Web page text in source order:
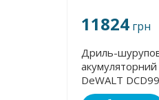
11824 грн
Дриль-
DeWALT